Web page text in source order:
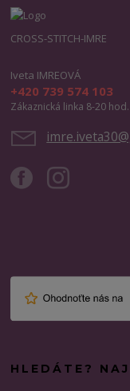
HLEDÁTE?
CROSS-STITCH-IMRE
Iveta IMREOVÁ
+420 739 574 103
Zákaznická linka 8-20 hod.